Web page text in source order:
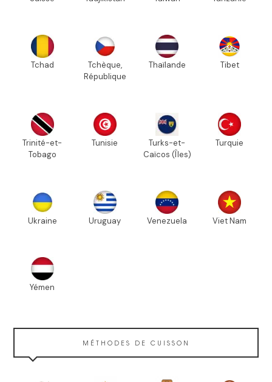
Tchad
Tchèque,
République
Thaïlande Tibet
Trinité-et-
Tobago
Tunisie
Turks-et-
Caïcos (Îles)
Turquie
Ukraine Uruguay Venezuela Viet Nam
Yémen
MÉTHODES DE CUISSON